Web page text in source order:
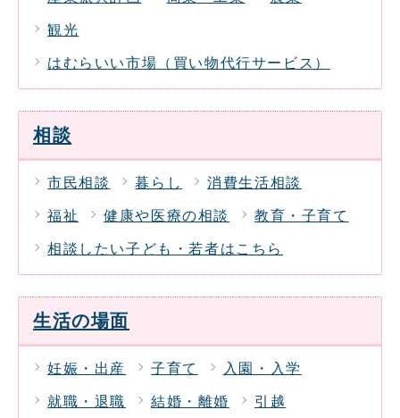
観光
はむらいい市場（買い物代行サービス）
相談
市民相談 暮らし 消費生活相談
福祉 健康や医療の相談 教育・子育て
相談したい子ども・若者はこちら
生活の場面
妊娠・出産 子育て 入園・入学
就職・退職 結婚・離婚 引越